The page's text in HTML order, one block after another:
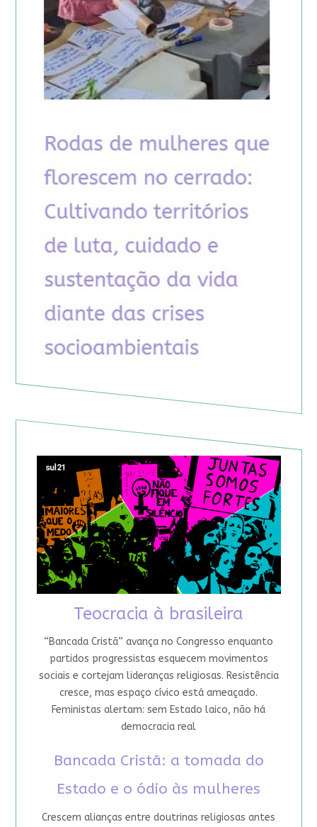
Teocracia à brasileira
“Bancada Cristã” avança no Congresso enquanto
partidos progressistas esquecem movimentos
sociais e cortejam lideranças religiosas. Resistência
cresce, mas espaço cívico está ameaçado.
Feministas alertam: sem Estado laico, não há
democracia real
Bancada Cristã: a tomada do
Estado e o ódio às mulheres
Crescem alianças entre doutrinas religiosas antes